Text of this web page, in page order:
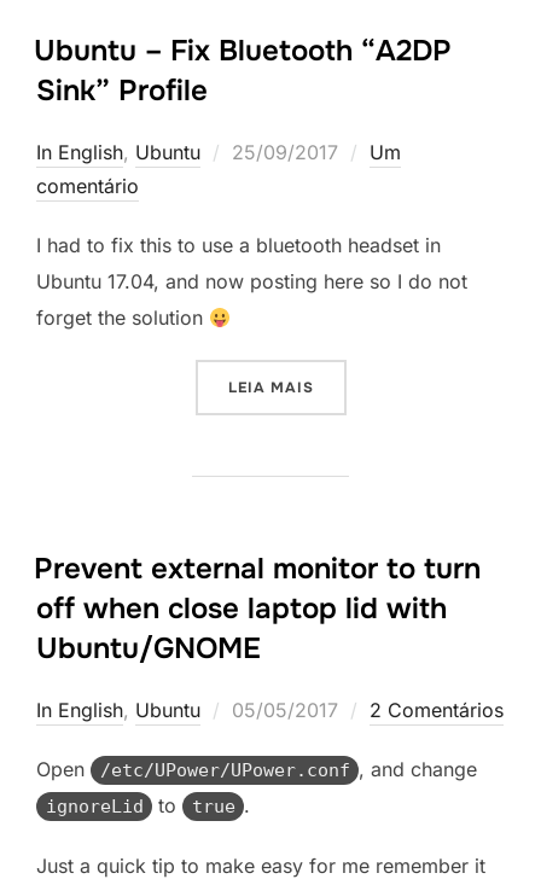
Ubuntu – Fix Bluetooth “A2DP
Sink” Profile
In English, Ubuntu
Postado
25/09/2017
Um
comentário
I had to fix this to use a bluetooth headset in
Ubuntu 17.04, and now posting here so I do not
forget the solution
LEIA MAIS“UBUNTU – FIX
Prevent external monitor to turn
off when close laptop lid with
Ubuntu/GNOME
In English, Ubuntu
Postado
05/05/2017 2 Comentários
Open /etc/UPower/UPower.conf , and change
ignoreLid to true .
Just a quick tip to make easy for me remember it